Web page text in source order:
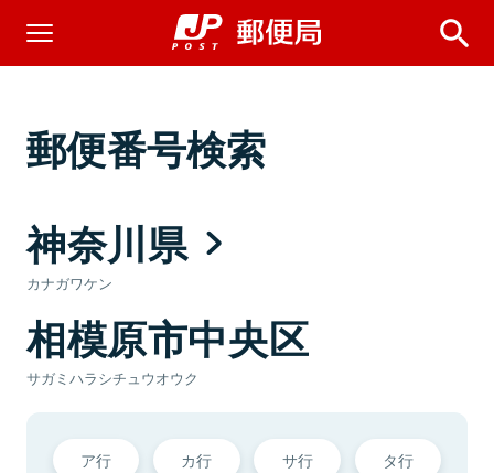
郵便番号検索
神奈川県
カナガワケン
相模原市中央区
サガミハラシチュウオウク
ア行 カ行 サ行 タ行